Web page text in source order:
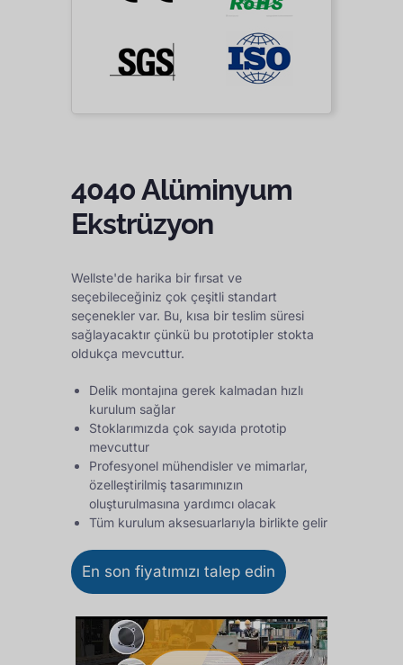
4040 Alüminyum
Ekstrüzyon
Wellste'de harika bir fırsat ve
seçebileceğiniz çok çeşitli standart
seçenekler var. Bu, kısa bir teslim süresi
sağlayacaktır çünkü bu prototipler stokta
oldukça mevcuttur.
Delik montajına gerek kalmadan hızlı
kurulum sağlar
Stoklarımızda çok sayıda prototip
mevcuttur
Profesyonel mühendisler ve mimarlar,
özelleştirilmiş tasarımınızın
oluşturulmasına yardımcı olacak
Tüm kurulum aksesuarlarıyla birlikte gelir
En son fiyatımızı talep edin